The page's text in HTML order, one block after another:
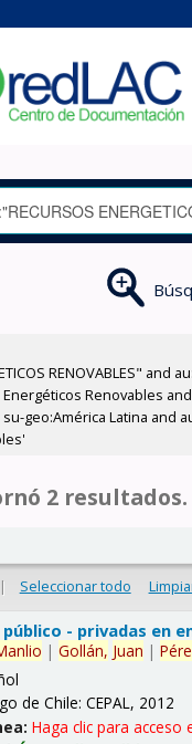
RENOVABLES"
Renovables
geo:América Latina and
2 resultados.
| Seleccionar todo
público - privadas en
|Gollán, Juan |
de Chile: CEPAL, 2012
Haga clic para acceso